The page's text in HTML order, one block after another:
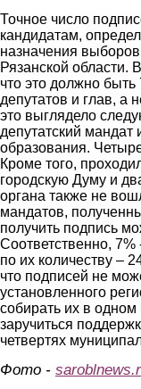
Точное число
кандидатам,
назначения
Рязанской области.
что это должно
депутатов и глав, а
это выглядело
депутатский
образования.
Кроме того,
городскую Думу и
органа также не
мандатов,
получить подпись
Соответственно,
по их количеству –
что подписей не
установленного
собирать их в
заручиться
четвертях
Фото -